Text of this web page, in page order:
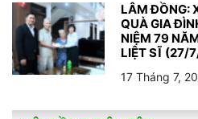
LÂM ĐỒNG:
QUÀ GIA
NIỆM 79
LIỆT SĨ (27/
17 Tháng 7,